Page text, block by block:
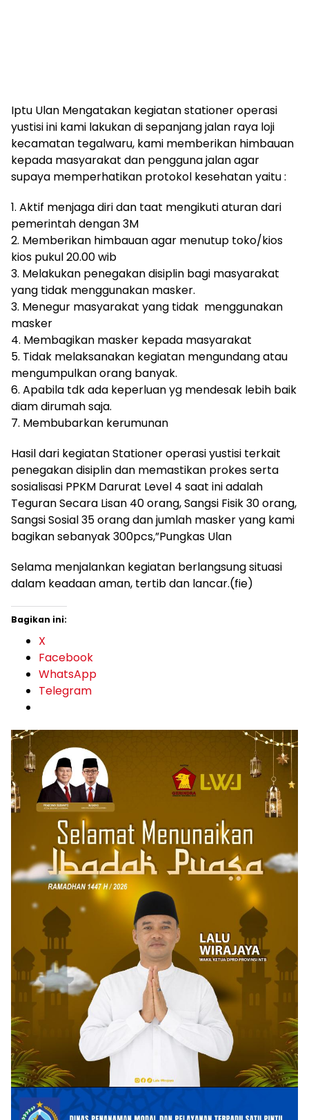
Iptu Ulan Mengatakan kegiatan stationer operasi
yustisi ini kami lakukan di sepanjang jalan raya loji
kecamatan tegalwaru, kami memberikan himbauan
kepada masyarakat dan pengguna jalan agar
supaya memperhatikan protokol kesehatan yaitu :
1. Aktif menjaga diri dan taat mengikuti aturan dari
pemerintah dengan 3M
2. Memberikan himbauan agar menutup toko/kios
kios pukul 20.00 wib
3. Melakukan penegakan disiplin bagi masyarakat
yang tidak menggunakan masker.
3. Menegur masyarakat yang tidak menggunakan
masker
4. Membagikan masker kepada masyarakat
5. Tidak melaksanakan kegiatan mengundang atau
mengumpulkan orang banyak.
6. Apabila tdk ada keperluan yg mendesak lebih baik
diam dirumah saja.
7. Membubarkan kerumunan
Hasil dari kegiatan Stationer operasi yustisi terkait
penegakan disiplin dan memastikan prokes serta
sosialisasi PPKM Darurat Level 4 saat ini adalah
Teguran Secara Lisan 40 orang, Sangsi Fisik 30 orang,
Sangsi Sosial 35 orang dan jumlah masker yang kami
bagikan sebanyak 300pcs,”Pungkas Ulan
Selama menjalankan kegiatan berlangsung situasi
dalam keadaan aman, tertib dan lancar.(fie)
Bagikan ini:
X
Facebook
WhatsApp
Telegram